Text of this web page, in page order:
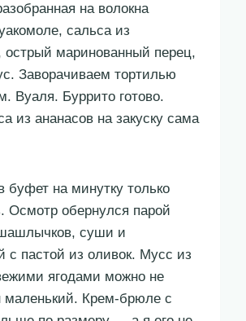
на волокна
сальса из
острый маринованный перец,
Заворачиваем тортилью
Вуаля. Буррито готово.
из ананасов на закуску сама
буфет на минутку только
Осмотр обернулся парой
суши и
с пастой из оливок. Мусс из
ягодами можно не
маленький. Крем-брюле с